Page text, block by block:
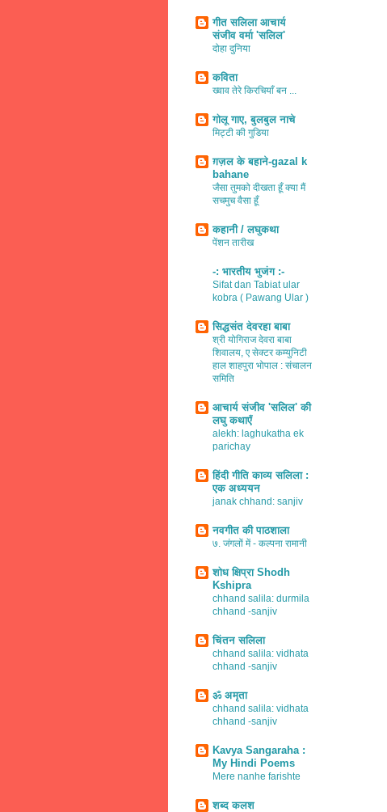
गीत सलिला आचार्य
संजीव वर्मा 'सलिल'
दोहा दुनिया
कविता
ख्वाव तेरे किरचियाँ बन ...
गोलू गाए, बुलबुल नाचे
मिट्टी की गुडिया
ग़ज़ल के बहाने-gazal k
bahane
जैसा तुमको दीखता हूँ क्या मैं
सचमुच वैसा हूँ
कहानी / लघुकथा
पेंशन तारीख
-: भारतीय भुजंग :-
Sifat dan Tabiat ular
kobra ( Pawang Ular )
सिद्धसंत देवरहा बाबा
श्री योगिराज देवरा बाबा
शिवालय, ए सेक्टर कम्युनिटी
हाल शाहपुरा भोपाल : संचालन
समिति
आचार्य संजीव 'सलिल' की
लघु कथाएँ
alekh: laghukatha ek
parichay
हिंदी गीति काव्य सलिला :
एक अध्ययन
janak chhand: sanjiv
नवगीत की पाठशाला
७. जंगलों में - कल्पना रामानी
शोध क्षिप्रा Shodh
Kshipra
chhand salila: durmila
chhand -sanjiv
चिंतन सलिला
chhand salila: vidhata
chhand -sanjiv
ॐ अमृता
chhand salila: vidhata
chhand -sanjiv
Kavya Sangaraha :
My Hindi Poems
Mere nanhe farishte
शब्द कलश